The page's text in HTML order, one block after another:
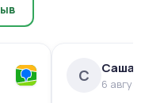
С Саша
6